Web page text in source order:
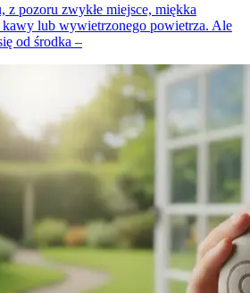
z pozoru zwykłe miejsce, miękka
kawy lub wywietrzonego powietrza. Ale
od środka –